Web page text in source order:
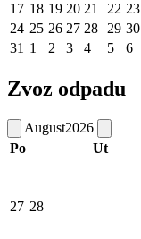
17 18 19 20 21 22 23
24 25 26 27 28 29 30
31 1 2 3 4 5 6
Zvoz odpadu
August2026
Po
Ut
27 28